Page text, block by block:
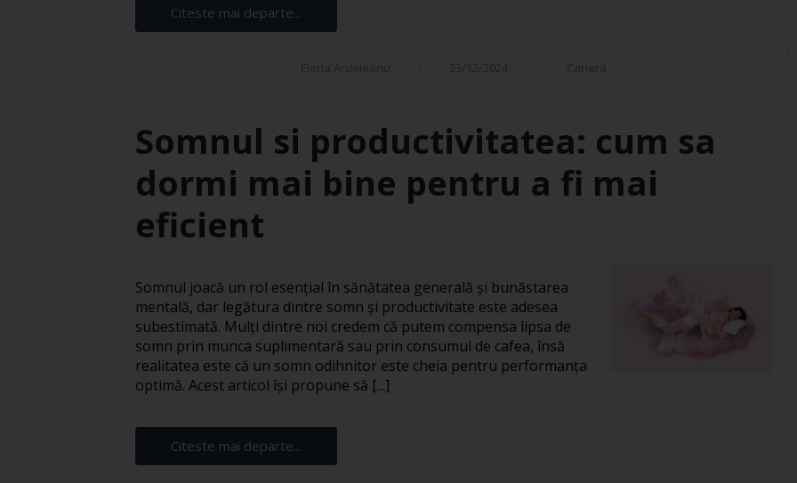
Citeste mai departe...
Somnul si productivitatea: cum sa
dormi mai bine pentru a fi mai
eficient
Somnul joacă un rol esențial în sănătatea generală și bunăstarea
mentală, dar legătura dintre somn și productivitate este adesea
subestimată. Mulți dintre noi credem că putem compensa lipsa de
somn prin munca suplimentară sau prin consumul de cafea, însă
realitatea este că un somn odihnitor este cheia pentru performanța
optimă. Acest articol își propune să [...]
Citeste mai departe...